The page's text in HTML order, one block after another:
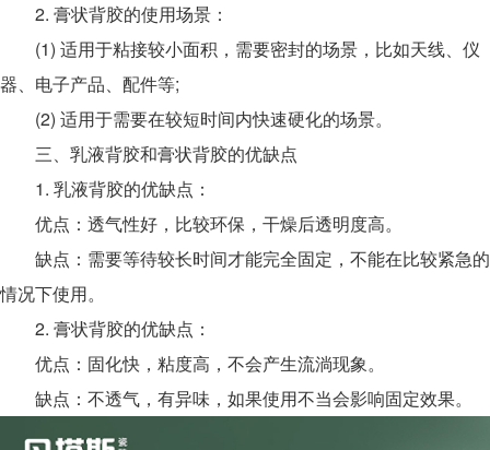
2. 膏状背胶的使用场景：
(1) 适用于粘接较小面积，需要密封的场景，比如天线、仪
器、电子产品、配件等;
(2) 适用于需要在较短时间内快速硬化的场景。
三、乳液背胶和膏状背胶的优缺点
1. 乳液背胶的优缺点：
优点：透气性好，比较环保，干燥后透明度高。
缺点：需要等待较长时间才能完全固定，不能在比较紧急的
情况下使用。
2. 膏状背胶的优缺点：
优点：固化快，粘度高，不会产生流淌现象。
缺点：不透气，有异味，如果使用不当会影响固定效果。